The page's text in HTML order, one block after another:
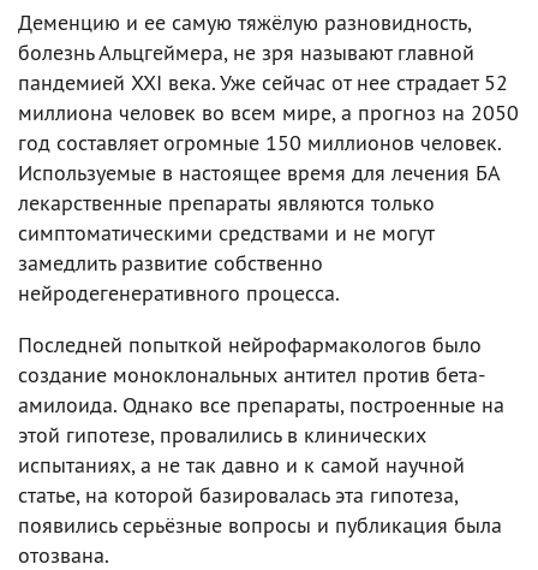
Деменцию и ее самую тяжёлую разновидность,
болезнь Альцгеймера, не зря называют главной
пандемией XXI века. Уже сейчас от нее страдает 52
миллиона человек во всем мире, а прогноз на 2050
год составляет огромные 150 миллионов человек.
Используемые в настоящее время для лечения БА
лекарственные препараты являются только
симптоматическими средствами и не могут
замедлить развитие собственно
нейродегенеративного процесса.
Последней попыткой нейрофармакологов было
создание моноклональных антител против бета-
амилоида. Однако все препараты, построенные на
этой гипотезе, провалились в клинических
испытаниях, а не так давно и к самой научной
статье, на которой базировалась эта гипотеза,
появились серьёзные вопросы и публикация была
отозвана.